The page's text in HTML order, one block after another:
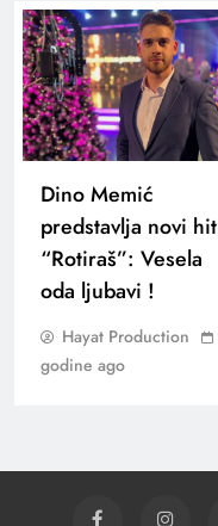
Dino Memić
predstavlja novi hit
“Rotiraš”: Vesela
oda ljubavi !
Hayat Production
godine ago